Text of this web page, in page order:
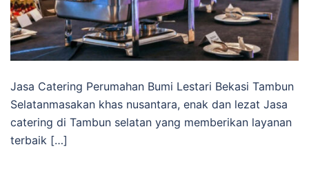
Jasa Catering Perumahan Bumi Lestari Bekasi Tambun
Selatanmasakan khas nusantara, enak dan lezat Jasa
catering di Tambun selatan yang memberikan layanan
terbaik […]